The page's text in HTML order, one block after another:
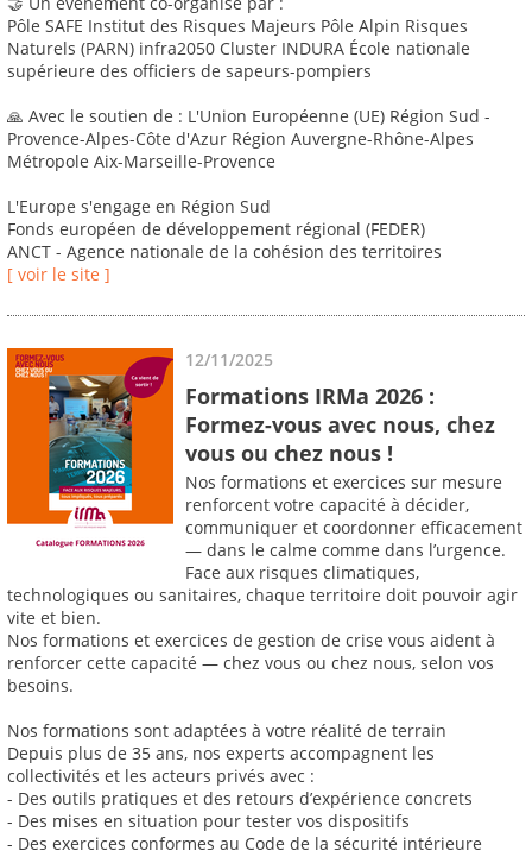
Pôle SAFE Institut des Risques Majeurs Pôle Alpin Risques
Naturels (PARN) infra2050 Cluster INDURA École nationale
supérieure des officiers de sapeurs-pompiers
🙏 Avec le soutien de : L'Union Européenne (UE) Région Sud -
Provence-Alpes-Côte d'Azur Région Auvergne-Rhône-Alpes
Métropole Aix-Marseille-Provence
L'Europe s'engage en Région Sud
Fonds européen de développement régional (FEDER)
ANCT - Agence nationale de la cohésion des territoires
[ voir le site ]
12/11/2025
Formations IRMa 2026 :
Formez-vous avec nous, chez
vous ou chez nous !
Nos formations et exercices sur mesure
renforcent votre capacité à décider,
communiquer et coordonner efficacement
— dans le calme comme dans l’urgence.
Face aux risques climatiques,
technologiques ou sanitaires, chaque territoire doit pouvoir agir
vite et bien.
Nos formations et exercices de gestion de crise vous aident à
renforcer cette capacité — chez vous ou chez nous, selon vos
besoins.
Nos formations sont adaptées à votre réalité de terrain
Depuis plus de 35 ans, nos experts accompagnent les
collectivités et les acteurs privés avec :
- Des outils pratiques et des retours d’expérience concrets
- Des mises en situation pour tester vos dispositifs
- Des exercices conformes au Code de la sécurité intérieure